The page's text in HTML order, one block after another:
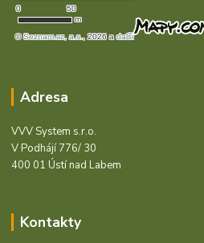
Adresa
VVV System s.r.o.
V Podhájí 776/ 30
400 01 Ústí nad Labem
Kontakty